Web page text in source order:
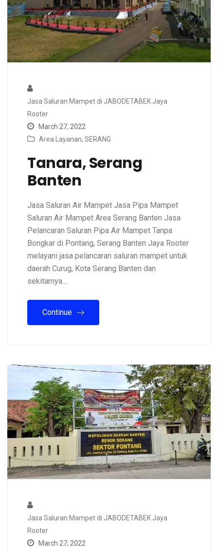
Jasa Saluran Mampet di JABODETABEK Jaya
Rooter
March 27, 2022
Area Layanan, SERANG
Tanara, Serang
Banten
Jasa Saluran Air Mampet Jasa Pipa Mampet
Saluran Air Mampet Area Serang Banten Jasa
Pelancaran Saluran Pipa Air Mampet Tanpa
Bongkar di Pontang, Serang Banten Jaya Rooter
melayani jasa pelancaran saluran mampet untuk
daerah Curug, Kota Serang Banten dan
sekitarnya…
Continue
Jasa Saluran Mampet di JABODETABEK Jaya
Rooter
March 27, 2022